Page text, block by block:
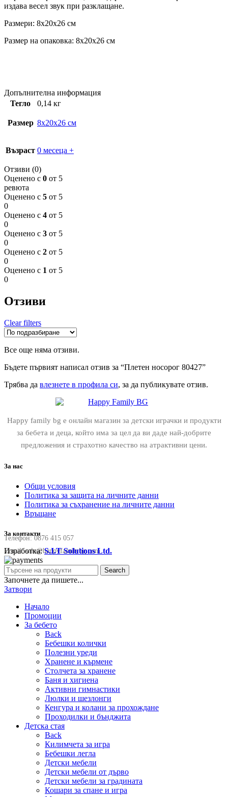
издава весел звук при разклащане.
Размери: 8x20x26 см
Размер на опаковка: 8x20x26 см
Допълнителна информация
Тегло
0,14 кг
Размер 8x20x26 см
Възраст 0 месеца +
Отзиви (0)
Оценено с 0 от 5
ревюта
Оценено с 5 от 5
0
Оценено с 4 от 5
0
Оценено с 3 от 5
0
Оценено с 2 от 5
0
Оценено с 1 от 5
0
Отзиви
Clear filters
Все още няма отзиви.
Бъдете първият написал отзив за “Плетен носорог 80427”
Трябва да влезнете в профила си, за да публикувате отзив.
Happy family bg е онлайн магазин за детски играчки и продукти
за бебета и деца, който има за цел да ви даде най-добрите
предложения и страхотно качество на атрактивни цени.
За нас
Общи условия
Политика за защита на личните данни
Политика за съхранение на личните данни
Връщане
За контакти
Телефон:0876 415 057
Email:sale@happyfamilybg.com
Изработка:S.I.T Solutions Ltd.
Search
Започнете да пишете...
Затвори
Начало
Промоции
За бебето
Back
Бебешки колички
Полезни уреди
Хранене и кърмене
Столчета за хранене
Баня и хигиена
Активни гимнастики
Люлки и шезлонги
Кенгура и колани за прохождане
Проходилки и бънджита
Детска стая
Back
Килимчета за игра
Бебешки легла
Детски мебели
Детски мебели от дърво
Детски мебели за градината
Кошари за спане и игра